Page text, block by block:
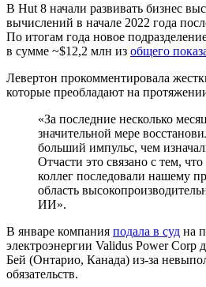
В Hut 8 начали развивать бизнес
вычислений в начале 2022 года
По итогам года новое
в сумме ~$12,2 млн из общего
Левертон прокомментировала
которые преобладают на
«За последние несколько
значительной мере
больший импульс, чем
Отчасти это связано с тем,
коллег последовали нашему
область
ИИ».
В январе компания подала в суд на
электроэнергии Validus Power Corp
Бей (Онтарио, Канада) из-за
обязательств.